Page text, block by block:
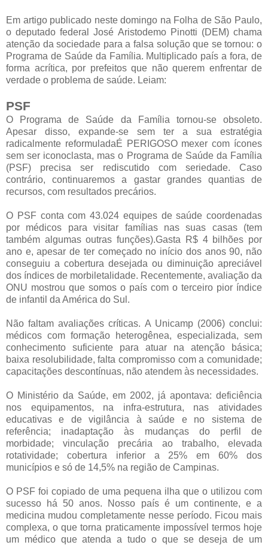
Em artigo publicado neste domingo na Folha de São Paulo,
o deputado federal José Aristodemo Pinotti (DEM) chama
atenção da sociedade para a falsa solução que se tornou: o
Programa de Saúde da Família. Multiplicado país a fora, de
forma acrítica, por prefeitos que não querem enfrentar de
verdade o problema de saúde. Leiam:
PSF
O Programa de Saúde da Família tornou-se obsoleto.
Apesar disso, expande-se sem ter a sua estratégia
radicalmente reformuladaÉ PERIGOSO mexer com ícones
sem ser iconoclasta, mas o Programa de Saúde da Família
(PSF) precisa ser rediscutido com seriedade. Caso
contrário, continuaremos a gastar grandes quantias de
recursos, com resultados precários.
O PSF conta com 43.024 equipes de saúde coordenadas
por médicos para visitar famílias nas suas casas (tem
também algumas outras funções).Gasta R$ 4 bilhões por
ano e, apesar de ter começado no início dos anos 90, não
conseguiu a cobertura desejada ou diminuição apreciável
dos índices de morbiletalidade. Recentemente, avaliação da
ONU mostrou que somos o país com o terceiro pior índice
de infantil da América do Sul.
Não faltam avaliações críticas. A Unicamp (2006) conclui:
médicos com formação heterogênea, especializada, sem
conhecimento suficiente para atuar na atenção básica;
baixa resolubilidade, falta compromisso com a comunidade;
capacitações descontínuas, não atendem às necessidades.
O Ministério da Saúde, em 2002, já apontava: deficiência
nos equipamentos, na infra-estrutura, nas atividades
educativas e de vigilância à saúde e no sistema de
referência; inadaptação às mudanças do perfil de
morbidade; vinculação precária ao trabalho, elevada
rotatividade; cobertura inferior a 25% em 60% dos
municípios e só de 14,5% na região de Campinas.
O PSF foi copiado de uma pequena ilha que o utilizou com
sucesso há 50 anos. Nosso país é um continente, e a
medicina mudou completamente nesse período. Ficou mais
complexa, o que torna praticamente impossível termos hoje
um médico que atenda a tudo o que se deseja de um